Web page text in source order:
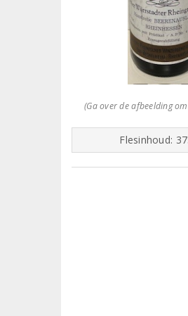
(Ga over de afbeelding
Flesinhoud: